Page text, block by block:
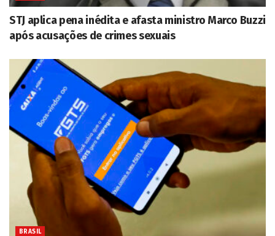
STJ aplica pena inédita e afasta ministro Marco Buzzi
após acusações de crimes sexuais
BRASIL